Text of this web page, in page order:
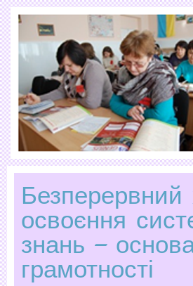
Безперервний
освоєння
знань –
грамотності